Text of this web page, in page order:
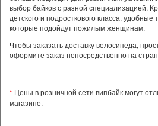
выбор байков с разной специализацией.
детского и подросткового класса,
которые подойдут пожилым женщинам.
Чтобы заказать доставку велосипеда,
оформите заказ непосредственно на
* Цены в розничной сети випбайк могут
магазине.